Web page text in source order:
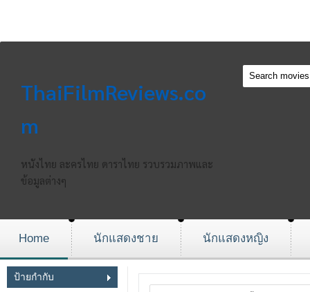
ThaiFilmReviews.co
m
หนังไทย ละครไทย ดาราไทย รวบรวมภาพและ
ข้อมูลต่างๆ
Home นักแสดงชาย นักแสดงหญิง
ป้ายกำกับ